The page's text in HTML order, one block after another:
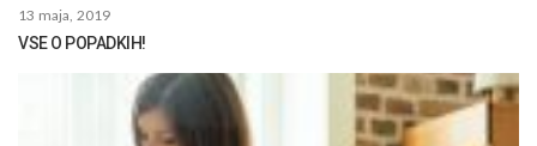
13 maja, 2019
VSE O POPADKIH!